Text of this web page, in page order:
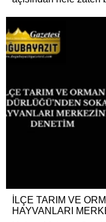
İLÇE TARIM VE
HAYVANLARI